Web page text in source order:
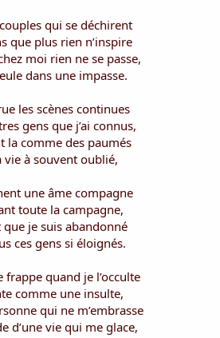
qui se déchirent
que plus rien n’inspire
moi rien ne se passe,
dans une impasse.
les scènes continues
gens que j’ai connus,
la comme des paumés
vie à souvent oublié,
une âme compagne
toute la campagne,
que je suis abandonné
ces gens si éloignés.
frappe quand je l’occulte
comme une insulte,
qui ne m’embrasse
d’une vie qui me glace,